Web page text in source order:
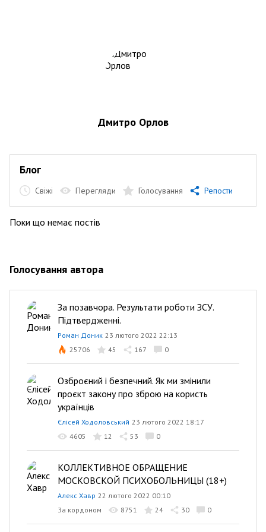
Дмитро Орлов
Блог
Свіжі Перегляди Голосування Репости
Поки що немає постів
Голосування автора
За позавчора. Результати роботи ЗСУ.
Підтвердженні.
Роман Доник 23 лютого 2022 22:13
25706
45 167 0
Озброєний і безпечний. Як ми змінили
проєкт закону про зброю на користь
українців
Єлісей Ходоловський 23 лютого 2022 18:17
4605
12 53 0
КОЛЛЕКТИВНОЕ ОБРАЩЕНИЕ
МОСКОВСКОЙ ПСИХОБОЛЬНИЦЫ (18+)
Алекс Хавр 22 лютого 2022 00:10
За кордоном
8751 24 30 0